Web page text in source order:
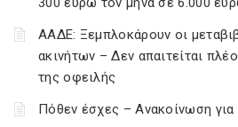
ΑΑΔΕ: Ξεμπλοκάρουν οι
ακινήτων – Δεν απαιτείται
της οφειλής
Πόθεν έσχες – Ανακοίνωση